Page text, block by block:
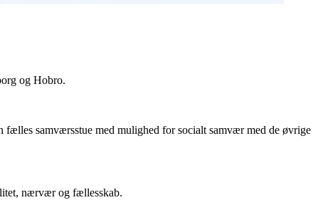
og Hobro.
fælles samværsstue med mulighed for socialt samvær med de øvrige
nærvær og fællesskab.